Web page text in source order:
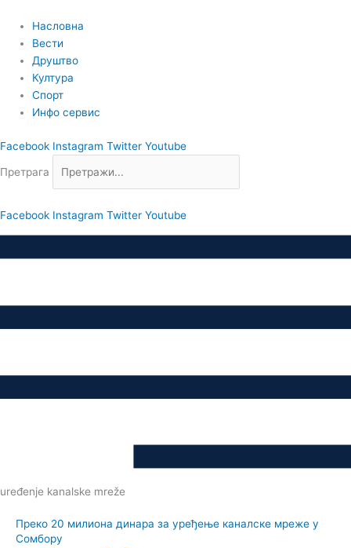
садржај
Насловна
Вести
Друштво
Култура
Спорт
Инфо сервис
Facebook Instagram Twitter Youtube
Претрага
Facebook Instagram Twitter Youtube
uređenje kanalske mreže
Преко 20 милиона динара за уређење каналске мреже у
Сомбору